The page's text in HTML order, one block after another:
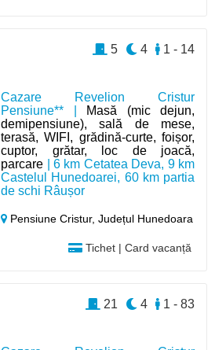
Cazare Revelion Cristur
Pensiune** |
Masă (mic dejun,
demipensiune), sală de mese,
terasă, WIFI, grădină-curte, foișor,
cuptor, grătar, loc de joacă,
parcare | 6 km Cetatea Deva, 9 km
Castelul Hunedoarei, 60 km partia
de schi Râușor
Pensiune Cristur,Județul Hunedoara
Tichet | Card vacanță
1 - 14
4
5
1 - 83
4
21